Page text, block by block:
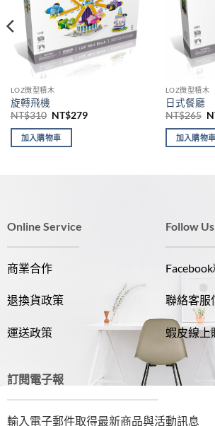
LOZ微型積木
旋轉飛機
NT$310 原
價
格：
NT$279目
加入購物車
LOZ微型積木
日式餐廳
NT$265 原
價
格
加入購物車
Online Service
商業合作
退換貨政策
運送政策
Follow Us
聯絡客服
蝦皮線上
訂閱電子報
輸入電子郵件取得最新商品與活動訊息